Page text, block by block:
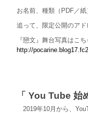
お名前、種類（PDF／
追って、限定公開のアド
『戀文』舞台写真はこち
http://
「 You Tube 始
2019年10月から、